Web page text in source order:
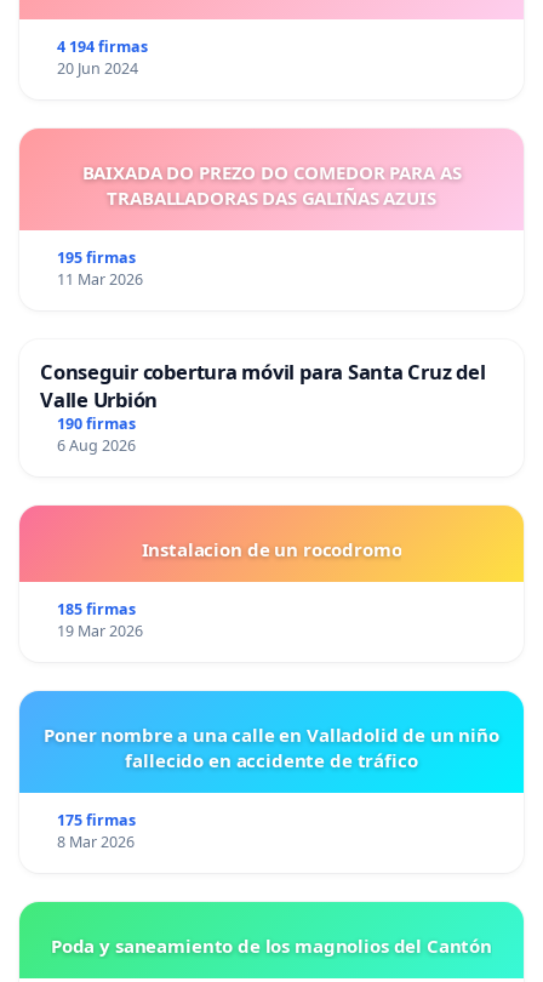
4 194 firmas
20 Jun 2024
BAIXADA DO PREZO DO COMEDOR PARA AS
TRABALLADORAS DAS GALIÑAS AZUIS
195 firmas
11 Mar 2026
Conseguir cobertura móvil para Santa Cruz del
Valle Urbión
190 firmas
6 Aug 2026
Instalacion de un rocodromo
185 firmas
19 Mar 2026
Poner nombre a una calle en Valladolid de un niño
fallecido en accidente de tráfico
175 firmas
8 Mar 2026
Poda y saneamiento de los magnolios del Cantón